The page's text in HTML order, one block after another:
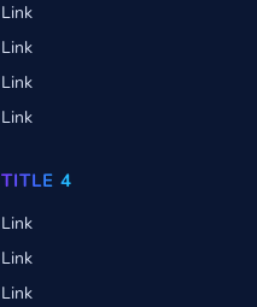
Link
Link
Link
Link
TITLE 4
Link
Link
Link